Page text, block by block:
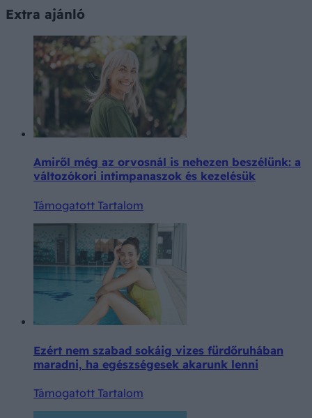
Extra ajánló
Amiről még az orvosnál is nehezen beszélünk: a
változókori intimpanaszok és kezelésük
Támogatott Tartalom
Ezért nem szabad sokáig vizes fürdőruhában
maradni, ha egészségesek akarunk lenni
Támogatott Tartalom